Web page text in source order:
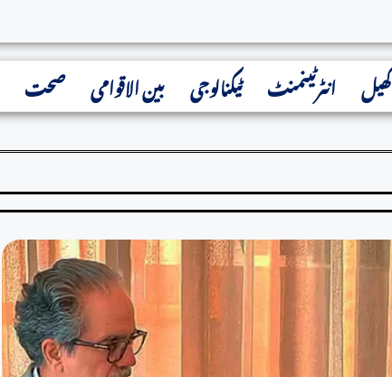
کھیل انٹرٹینمنٹ ٹیکنالوجی بین الاقوامی صحت